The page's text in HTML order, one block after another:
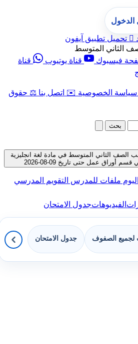
تحميل تطبيق آيفون
الثاني المتوسط
فيسبوك قناة يوتيوب
قناة
الخصوصية ✉️ اتصل بنا ⚖️ حقوق
بحث
الثاني المتوسط في مادة لغة انجليزية
عمل حتى تاريخ 09-08-2026
ملفات للمدرس التقويم المدرسي
الفيديوهاتجدول الامتحان
الصفوف جدول الامتحان